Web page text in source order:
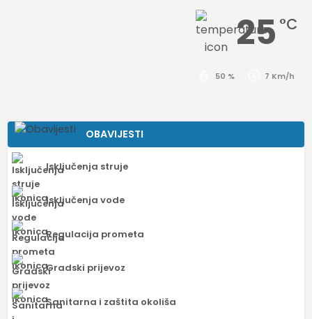
25 °C
50 % 7 Km/h
OBAVIJESTI
Isključenja struje
Isključenja vode
Regulacija prometa
Gradski prijevoz
Sanitarna i zaštita okoliša